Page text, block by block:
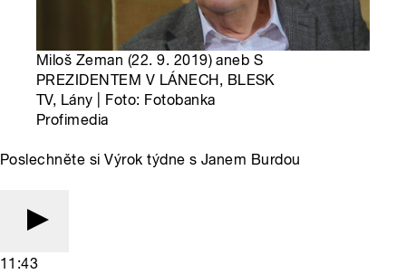
Miloš Zeman (22. 9. 2019) aneb S
PREZIDENTEM V LÁNECH, BLESK
TV, Lány | Foto: Fotobanka
Profimedia
Poslechněte si Výrok týdne s Janem Burdou
11:43